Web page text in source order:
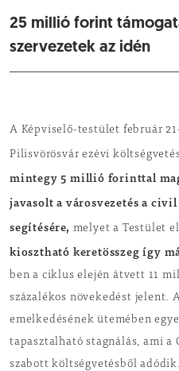
25 millió forint
szervezetek az idén
A Képviselő-testület február
Pilisvörösvár ezévi
mintegy 5 millió forinttal
javasolt a városvezetés a
segítésére, melyet a Testület
kiosztható keretösszeg így
ben a ciklus elején átvett 11
százalékos növekedést jelent.
emelkedésének ütemében
tapasztalható stagnálás, ami a
szabott költségvetésből adódik.